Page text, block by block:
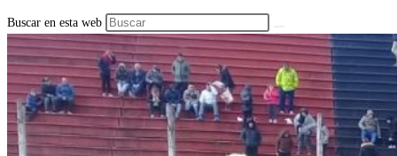
Buscar en esta web